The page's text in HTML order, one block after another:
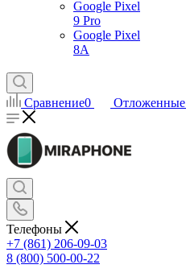
Google Pixel
9 Pro
Google Pixel
8A
Сравнение0 Отложенные
Телефоны
+7 (861) 206-09-03
8 (800) 500-00-22